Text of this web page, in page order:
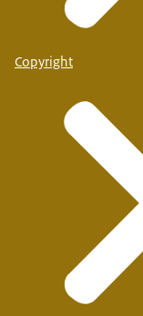
Copyright